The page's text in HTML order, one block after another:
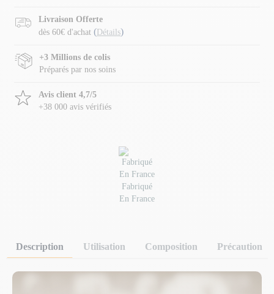
Livraison Offerte
dès 60€ d'achat ( Détails)
+3 Millions de colis
Préparés par nos soins
Avis client 4,7/5
+38 000 avis vérifiés
Fabriqué
En France
Description Utilisation Composition Précaution